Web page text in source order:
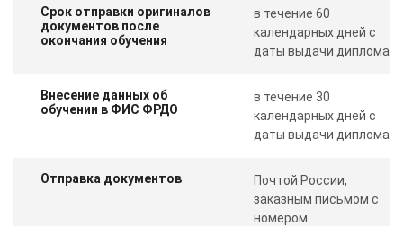
Срок отправки оригиналов
документов после
окончания обучения
в течение 60
календарных дней с
даты выдачи диплома
Внесение данных об
обучении в ФИС ФРДО
в течение 30
календарных дней с
даты выдачи диплома
Отправка документов
Почтой России,
заказным письмом с
номером